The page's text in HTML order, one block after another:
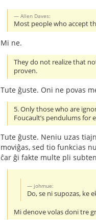
Allen Daves:
Most people who accept
Mi ne.
They do not realize that
proven.
Tute ĝuste. Oni ne povas
5. Only those who are
Foucault’s pendulums for
Tute ĝuste. Neniu uzas
moviĝas, sed tio funkcias
ĉar ĝi fakte multe pli
johmue:
Do, se ni supozas, ke
Mi denove volas doni tre